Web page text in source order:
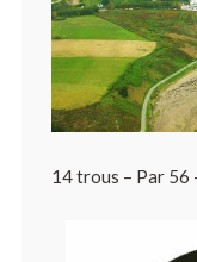
14 trous – Par 56